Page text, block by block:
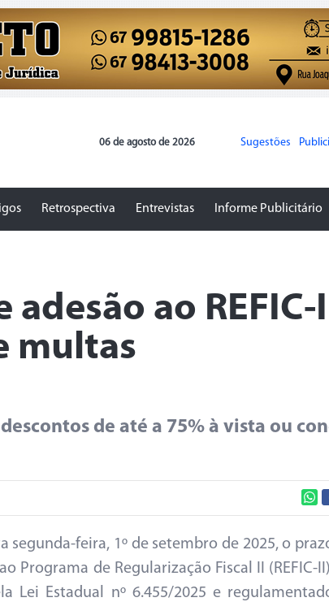
06 de agosto de 2026 Sugestões
Retrospectiva Entrevistas Informe Publicitário
adesão ao REFIC-
multas
de até a 75% à vista ou
segunda-feira, 1º de setembro de 2025, o
Programa de Regularização Fiscal II (REFIC-
Lei Estadual nº 6.455/2025 e